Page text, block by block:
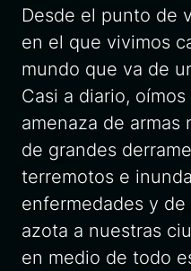
Desde el punto de
en el que vivimos
mundo que va de
Casi a diario,
amenaza de armas
de grandes
terremotos e
enfermedades y
azota a nuestras
en medio de todo